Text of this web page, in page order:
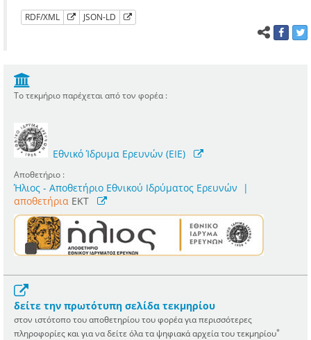
RDF/XML JSON-LD
Το τεκμήριο παρέχεται από τον φορέα :
Εθνικό Ίδρυμα Ερευνών (ΕΙΕ)
Αποθετήριο :
Ήλιος - Αποθετήριο Εθνικού Ιδρύματος Ερευνών
|
αποθετήρια EKT
δείτε την πρωτότυπη σελίδα τεκμηρίου
στον ιστότοπο του αποθετηρίου του φορέα για περισσότερες
πληροφορίες και για να δείτε όλα τα ψηφιακά αρχεία του τεκμηρίου*